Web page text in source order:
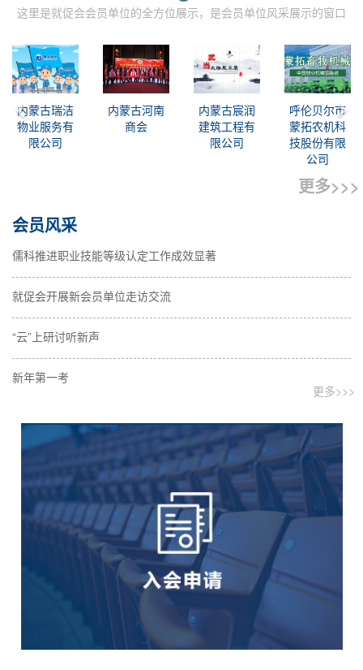
这里是就促会会员单位的全方位展示，是会员单位风采展示的窗口
包头市瑞洁
职业培训学
校
内蒙古文远
职业培训学
包头市锦联
运输有限公
司
内蒙古正伟
消防科技有
限公司
Previous
更多>>>
就促会开展新会员单位走访交流
“云”上研讨听新声
新年第一考